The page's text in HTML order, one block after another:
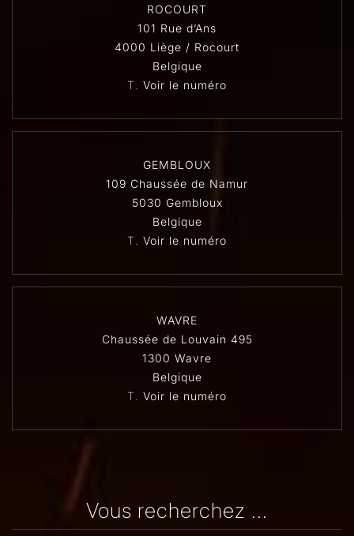
ROCOURT
101 Rue d’Ans
4000 Liège / Rocourt
Belgique
T. Voir le numéro
GEMBLOUX
109 Chaussée de Namur
5030 Gembloux
Belgique
T. Voir le numéro
WAVRE
Chaussée de Louvain 495
1300 Wavre
Belgique
T. Voir le numéro
Vous recherchez ...